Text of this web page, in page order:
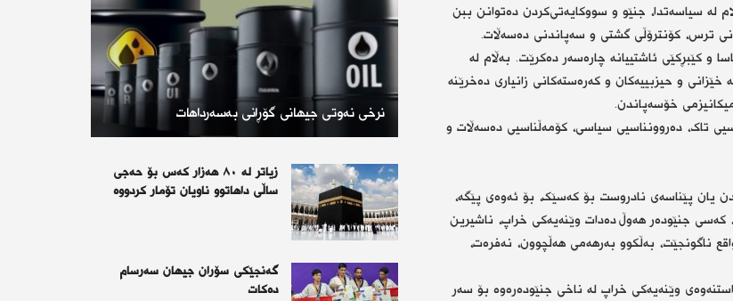
لە سیاسەتدا، جنێو و سووکایەتی‌کردن دەتوانن ببن
ترس، کۆنترۆڵی گشتی و سەپاندنی دەسەڵات.
و کێبڕکێی ئاشتییانە چارەسەر دەکرێت. بەڵام لە
خێزانی و حیزبییەکان و کەرەستەکانی زانیاری دەخرێنە
خۆسەپاندن.
تاک، دەروونناسیی سیاسی، کۆمەڵناسیی دەسەڵات و
یان پێناسەی نادروست بۆ کەسێک، بۆ ئەوەی پێگە،
کەسی جنێودەر هەوڵ دەدات وێنەیەکی خراپ، ناشیرین
ناگونجێت، بەڵکوو بەرهەمی هەڵچوون، نەفرەت،
وێنەیەکی خراپ لە ناخی جنێودەرەوە بۆ سەر
نرخی نەوتی جیهانی گۆڕانی بەسەرداهات
زیاتر لە ٨٠ هەزار کەس بۆ حەجی
ساڵی داهاتوو ناویان تۆمار کردووە
گەنجێكی سۆران جیهان سەرسام
دەكات